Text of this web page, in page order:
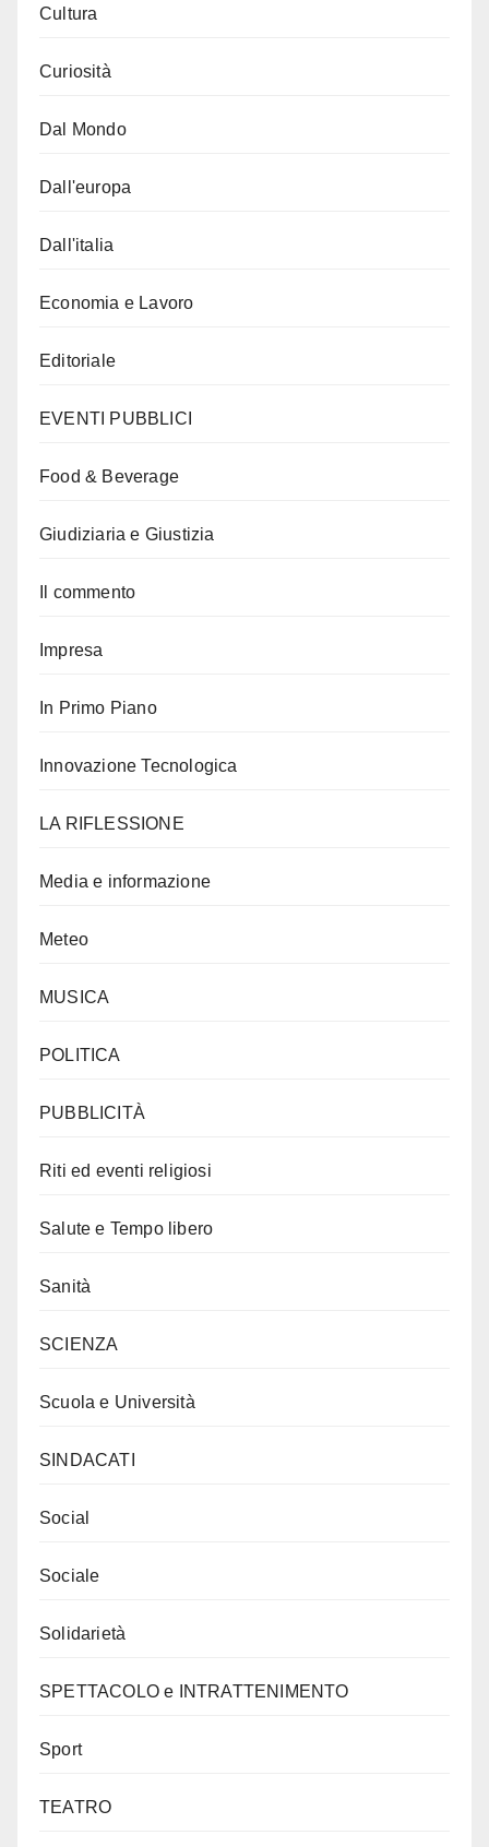
Cultura
Curiosità
Dal Mondo
Dall'europa
Dall'italia
Economia e Lavoro
Editoriale
EVENTI PUBBLICI
Food & Beverage
Giudiziaria e Giustizia
Il commento
Impresa
In Primo Piano
Innovazione Tecnologica
LA RIFLESSIONE
Media e informazione
Meteo
MUSICA
POLITICA
PUBBLICITÀ
Riti ed eventi religiosi
Salute e Tempo libero
Sanità
SCIENZA
Scuola e Università
SINDACATI
Social
Sociale
Solidarietà
SPETTACOLO e INTRATTENIMENTO
Sport
TEATRO